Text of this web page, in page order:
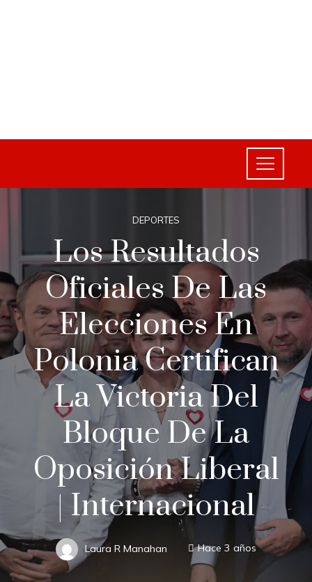
DEPORTES
Los Resultados
Oficiales De Las
Elecciones En
Polonia Certifican
La Victoria Del
Bloque De La
Oposición Liberal
| Internacional
Laura R Manahan Hace 3 años